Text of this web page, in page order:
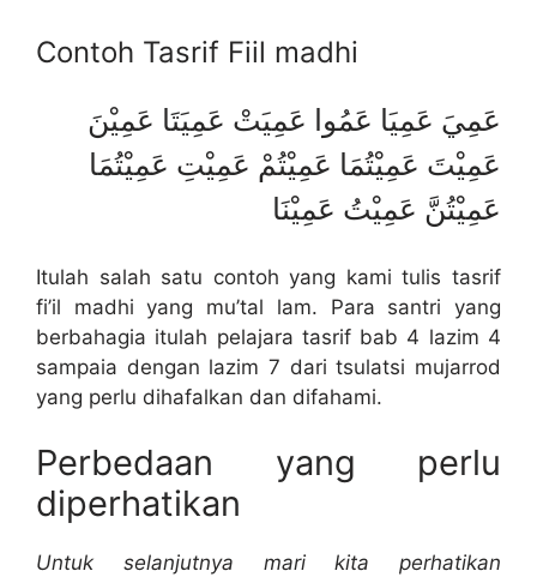
Contoh Tasrif Fiil madhi
عَمِيَ عَمِيَا عَمُوا عَمِيَتْ عَمِيَتَا عَمِيْنَ
عَمِيْتَ عَمِيْتُمَا عَمِيْتُمْ عَمِيْتِ عَمِيْتُمَا
عَمِيْتُنَّ عَمِيْتُ عَمِيْنَا
Itulah salah satu contoh yang kami tulis tasrif
fi’il madhi yang mu’tal lam. Para santri yang
berbahagia itulah pelajara tasrif bab 4 lazim 4
sampaia dengan lazim 7 dari tsulatsi mujarrod
yang perlu dihafalkan dan difahami.
Perbedaan yang perlu
diperhatikan
Untuk selanjutnya mari kita perhatikan